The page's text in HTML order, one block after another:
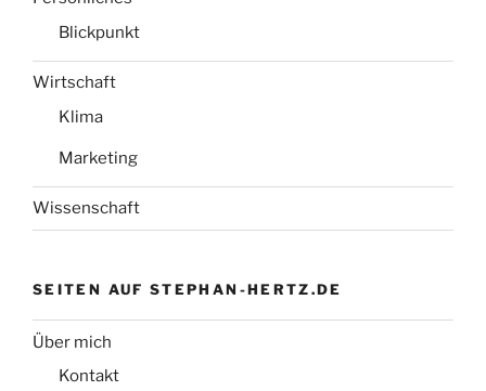
Blickpunkt
Wirtschaft
Klima
Marketing
Wissenschaft
SEITEN AUF STEPHAN-HERTZ.DE
Über mich
Kontakt